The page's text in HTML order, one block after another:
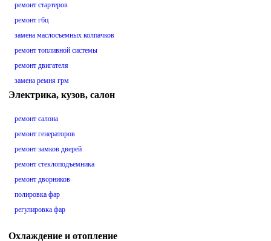
ремонт стартеров
ремонт гбц
замена маслосъемных колпачков
ремонт топливной системы
ремонт двигателя
замена ремня грм
Электрика, кузов, салон
ремонт салона
ремонт генераторов
ремонт замков дверей
ремонт стеклоподъемника
ремонт дворников
полировка фар
регулировка фар
Охлаждение и отопление